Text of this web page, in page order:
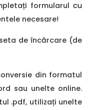
formularul cu
necesare!
de încărcare (de
din formatul
sau unelte online.
.pdf, utilizați unelte